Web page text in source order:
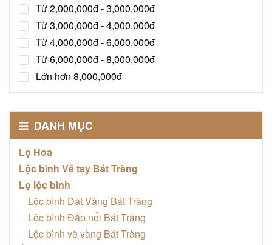
Từ 2,000,000đ - 3,000,000đ
Từ 3,000,000đ - 4,000,000đ
Từ 4,000,000đ - 6,000,000đ
Từ 6,000,000đ - 8,000,000đ
Lớn hơn 8,000,000đ
DANH MỤC
Lọ Hoa
Lộc bình Vẽ tay Bát Tràng
Lọ lộc bình
Lộc bình Dát Vàng Bát Tràng
Lộc bình Đắp nổi Bát Tràng
Lộc bình vẽ vàng Bát Tràng